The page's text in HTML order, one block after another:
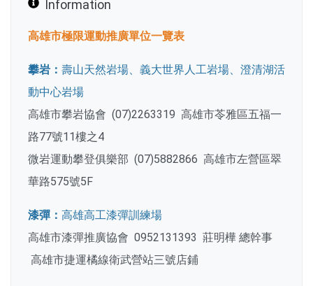
Information
高雄市極限運動推廣單位一覽表
攀岩： 壽山天然岩場、義大世界人工岩場、澄清湖活
動中心岩場
高雄市攀岩協會 (07)2263319 高雄市苓雅區五福一
路77號11樓之4
微岩運動攀登俱樂部 (07)5882866 高雄市左營區翠
華路575號5F
漆彈： 高雄高工漆彈訓練場
高雄市漆彈推廣協會 0952131393 莊明樺 總幹事
高雄市捷運橘線衛武營站三號店鋪